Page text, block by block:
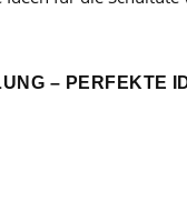
– PERFEKTE